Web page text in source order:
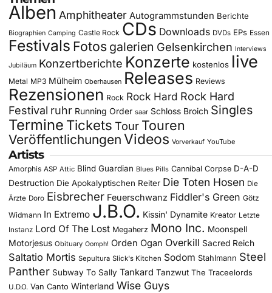
Alben Amphitheater Autogrammstunden Berichte
Biographien Camping Castle Rock CDs Downloads DVDs EPs Essen
Festivals Fotos galerien Gelsenkirchen Interviews
Jubiläum Konzertberichte Konzerte kostenlos live
Metal MP3 Mülheim Oberhausen Releases Reviews
Rezensionen Rock Rock Hard Rock Hard
Festival ruhr Running Order saar Schloss Broich Singles
Termine Tickets Tour Touren
Veröffentlichungen Videos Vorverkauf YouTube
Artists
Amorphis ASP Attic Blind Guardian Blues Pills Cannibal Corpse D-A-D
Destruction Die Apokalyptischen Reiter Die Toten Hosen Die
Ärzte Doro Eisbrecher Feuerschwanz Fiddler's Green Götz
Widmann In Extremo J.B.O. Kissin' Dynamite Kreator Letzte
Instanz Lord Of The Lost Megaherz Mono Inc. Moonspell
Motorjesus Obituary Oomph! Orden Ogan Overkill Sacred Reich
Saltatio Mortis Sepultura Slick's Kitchen Sodom Stahlmann Steel
Panther Subway To Sally Tankard Tanzwut The Traceelords
U.D.O. Van Canto Winterland Wise Guys